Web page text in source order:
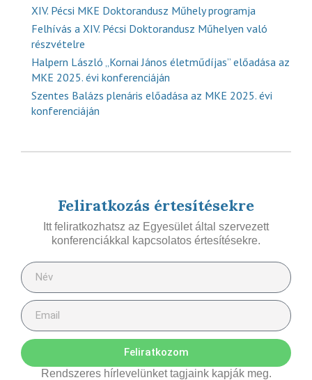
XIV. Pécsi MKE Doktorandusz Műhely programja
Felhívás a XIV. Pécsi Doktorandusz Műhelyen való
részvételre
Halpern László „Kornai János életműdíjas” előadása az
MKE 2025. évi konferenciáján
Szentes Balázs plenáris előadása az MKE 2025. évi
konferenciáján
Feliratkozás értesítésekre
Itt feliratkozhatsz az Egyesület által szervezett
konferenciákkal kapcsolatos értesítésekre.
Feliratkozom
Rendszeres hírlevelünket tagjaink kapják meg.